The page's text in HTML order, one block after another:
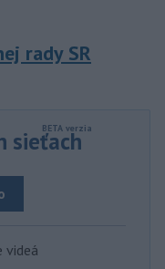
rady SR
sieťach
videá